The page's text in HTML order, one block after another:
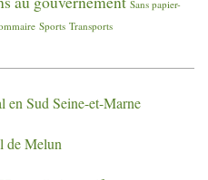
Sans papier-
Sports Transports
en Sud Seine-et-Marne
de Melun